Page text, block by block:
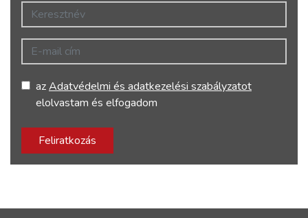
Keresztnév
E-mail cím
azAdatvédelmi és adatkezelési szabályzatot
elolvastam és elfogadom
Feliratkozás